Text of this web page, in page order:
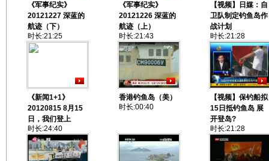
《军事纪实》
20121227 深蓝的
航迹（下）
时长:21:25
《军事纪实》
20121226 深蓝的
航迹（上）
时长:21:43
【视频】日媒：自
卫队制定钓鱼岛作
战计划
时长:21:28
《新闻1+1》
20120815 8月15
日，我们登上
时长:24:40
香港钓鱼岛（美）
时长:00:40
【视频】保钓船拟
15日抵钓鱼岛 展
开登岛?
时长:21:28